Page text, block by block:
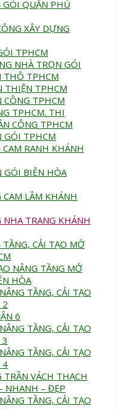
QUẬN PHÚ
XÂY DỰNG
TPHCM
NHÀ TRỌN GÓI
THÔ TPHCM
THIỆN TPHCM
CÔNG TPHCM
TPHCM. THI
CÔNG TPHCM
GÓI TPHCM
RANH KHÁNH
GÓI BIÊN HÒA
LÂM KHÁNH
NHA TRANG KHÁNH
CẢI TẠO MỞ
NÂNG TẦNG MỞ
HÒA
TẦNG, CẢI TẠO
2
6
TẦNG, CẢI TẠO
TẦNG, CẢI TẠO
4
VÁCH THẠCH
NHANH – ĐẸP
TẦNG, CẢI TẠO